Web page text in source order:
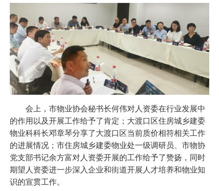
会上，市物业协会秘书长何伟对人资委在行业发展中
的作用以及开展工作给予了肯定；大渡口区住房城乡建委
物业科科长邓章琴分享了大渡口区当前质价相符相关工作
的进展情况；市住房城乡建委物业处一级调研员、市物协
党支部书记余方富对人资委开展的工作给予了赞扬，同时
期望人资委进一步深入企业和街道开展人才培养和物业知
识的宣贯工作。